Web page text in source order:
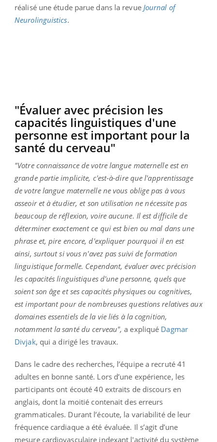
réalisé une étude parue dans la revue Journal of
Neurolinguistics.
"Évaluer avec précision les
capacités linguistiques d'une
personne est important pour la
santé du cerveau"
"Votre connaissance de votre langue maternelle est en
grande partie implicite, c'est-à-dire que l'apprentissage
de votre langue maternelle ne vous oblige pas à vous
asseoir et à étudier, et son utilisation ne nécessite pas
beaucoup de réflexion, voire aucune. Il est difficile de
déterminer exactement ce qui est bien ou mal dans une
phrase et, pire encore, d'expliquer pourquoi il en est
ainsi, surtout si vous n'avez pas suivi de formation
linguistique formelle. Cependant, évaluer avec précision
les capacités linguistiques d'une personne, quels que
soient son âge et ses capacités physiques ou cognitives,
est important pour de nombreuses questions relatives aux
domaines essentiels de la vie liés à la cognition,
notamment la santé du cerveau", a expliqué Dagmar
Divjak, qui a dirigé les travaux.
Dans le cadre des recherches, l’équipe a recruté 41
adultes en bonne santé. Lors d’une expérience, les
participants ont écouté 40 extraits de discours en
anglais, dont la moitié contenait des erreurs
grammaticales. Durant l’écoute, la variabilité de leur
fréquence cardiaque a été évaluée. Il s’agit d’une
mesure cardiovasculaire indexant l'activité du système